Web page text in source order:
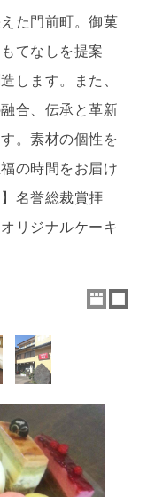
た門前町。御菓
てなしを提案
します。また、
合、伝承と革新
。素材の個性を
の時間をお届け
名誉総裁賞拝
リジナルケーキ